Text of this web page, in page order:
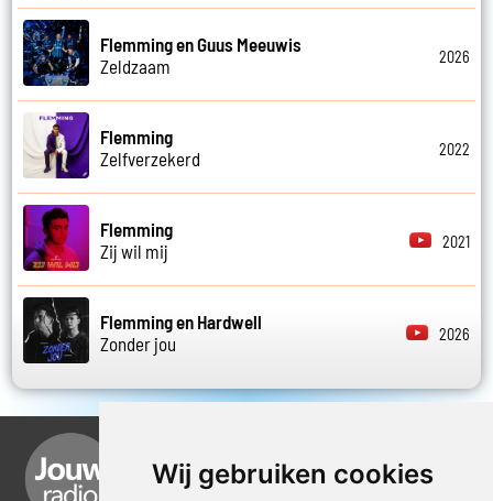
Wij gebruiken cookies
Flemming en Guus Meeuwis
Zeldzaam
2026
Flemming
Zelfverzekerd
2022
Flemming
Zij wil mij
2021
Flemming en Hardwell
Zonder jou
2026